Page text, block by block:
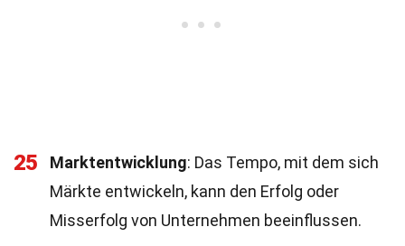
25 Marktentwicklung: Das Tempo, mit dem sich
Märkte entwickeln, kann den Erfolg oder
Misserfolg von Unternehmen beeinflussen.